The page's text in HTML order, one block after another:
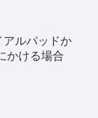
アルパッドか
かける場合